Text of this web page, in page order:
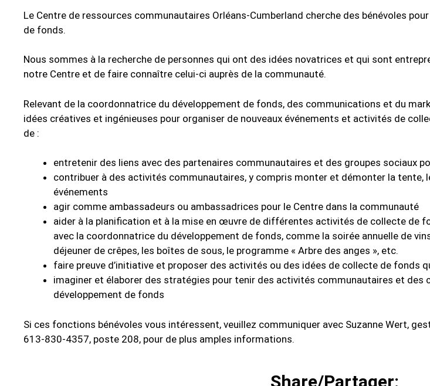
Le Centre de ressources communautaires Orléans-Cumberland cherche des bénévoles
de fonds.
Nous sommes à la recherche de personnes qui ont des idées novatrices et qui sont
notre Centre et de faire connaître celui-ci auprès de la communauté.
Relevant de la coordonnatrice du développement de fonds, des communications et du
idées créatives et ingénieuses pour organiser de nouveaux événements et activités de
de :
entretenir des liens avec des partenaires communautaires et des groupes sociaux
contribuer à des activités communautaires, y compris monter et démonter la tente,
événements
agir comme ambassadeurs ou ambassadrices pour le Centre dans la communauté
aider à la planification et à la mise en œuvre de différentes activités de collecte de
avec la coordonnatrice du développement de fonds, comme la soirée annuelle de
déjeuner de crêpes, les boîtes de sous, le programme « Arbre des anges », etc.
faire preuve d’initiative et proposer des activités ou des idées de collecte de fonds
imaginer et élaborer des stratégies pour tenir des activités communautaires et des
développement de fonds
Si ces fonctions bénévoles vous intéressent, veuillez communiquer avec Suzanne Wert,
613-830-4357, poste 208, pour de plus amples informations.
Share/Partager: